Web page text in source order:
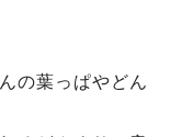
の葉っぱやどん